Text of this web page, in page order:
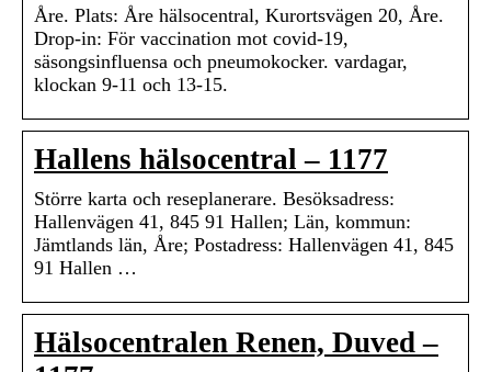
Åre. Plats: Åre hälsocentral, Kurortsvägen 20, Åre.
Drop-in: För vaccination mot covid-19,
säsongsinfluensa och pneumokocker. vardagar,
klockan 9-11 och 13-15.
Hallens hälsocentral – 1177
Större karta och reseplanerare. Besöksadress:
Hallenvägen 41, 845 91 Hallen; Län, kommun:
Jämtlands län, Åre; Postadress: Hallenvägen 41, 845
91 Hallen …
Hälsocentralen Renen, Duved –